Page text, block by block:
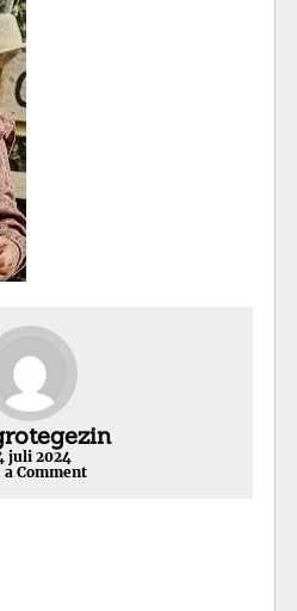
juli 2024
a Comment